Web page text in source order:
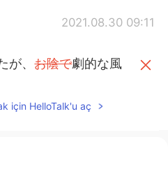
2021.08.30 09:11
が、お陰で劇的な風
、劇的な風景が目の
için HelloTalk'u aç